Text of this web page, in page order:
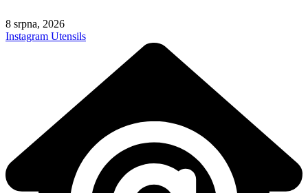
to
content
8 srpna, 2026
Instagram Utensils